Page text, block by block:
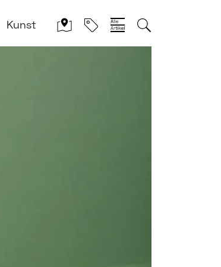
Kunst